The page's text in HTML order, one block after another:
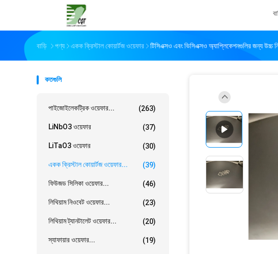
বাড়ি পণ্য একক ক্রিস্টাল কোয়ার্টজ ওয়েফার টিসিএক্সও এবং ভিসিএক্সও অ্যাপ্লিকেশনগুলির জন্য উচ্চ
কতগুলি
পাইজোইলেকট্রিক ওয়েফার... (263)
LiNbO3 ওয়েফার (37)
LiTaO3 ওয়েফার (30)
একক ক্রিস্টাল কোয়ার্টজ ওয়েফার... (39)
ফিউজড সিলিকা ওয়েফার... (46)
লিথিয়াম নিওবেট ওয়েফার... (23)
লিথিয়াম ট্যানটালেট ওয়েফার... (20)
স্যাফায়ার ওয়েফার... (19)